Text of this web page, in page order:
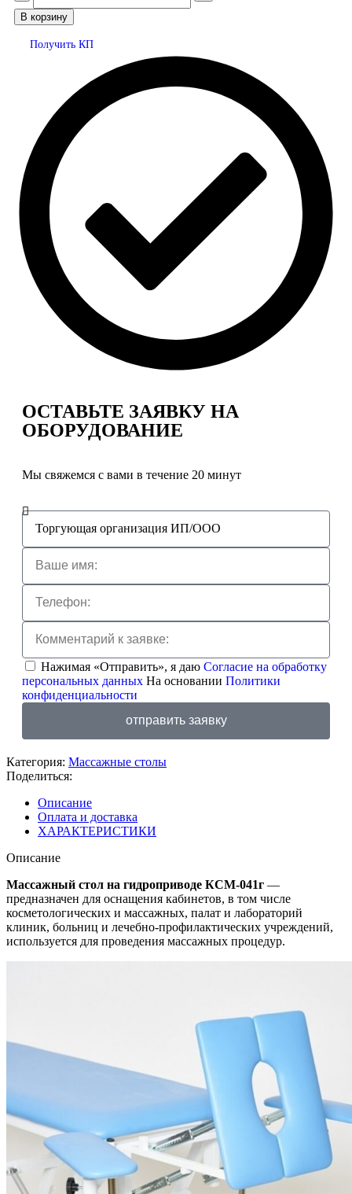
В корзину
Получить КП
ОСТАВЬТЕ ЗАЯВКУ НА
ОБОРУДОВАНИЕ
Мы свяжемся с вами в течение 20 минут
Нажимая «Отправить», я даю Согласие на обработку
персональных данных На основании Политики
конфиденциальности
отправить заявку
Категория: Массажные столы
Поделиться:
Описание
Оплата и доставка
ХАРАКТЕРИСТИКИ
Описание
Массажный стол на гидроприводе КСМ-041г —
предназначен для оснащения кабинетов, в том числе
косметологических и массажных, палат и лабораторий
клиник, больниц и лечебно-профилактических учреждений,
используется для проведения массажных процедур.